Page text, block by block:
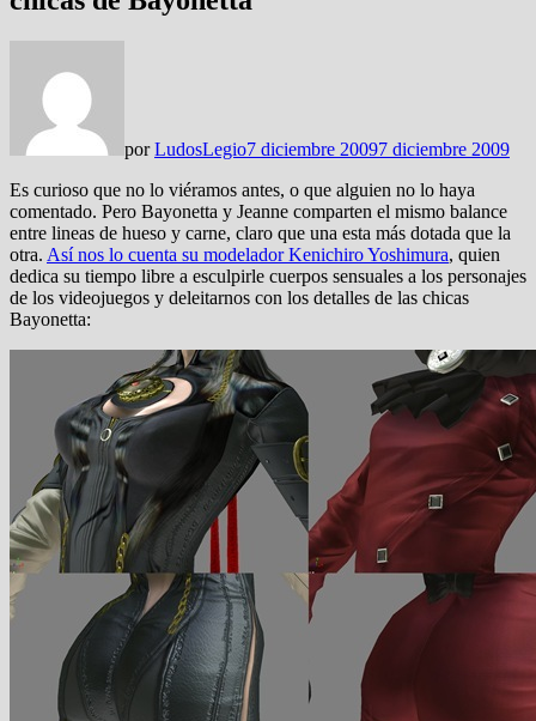
porLudosLegio7 diciembre 20097 diciembre 2009
Es curioso que no lo viéramos antes, o que alguien no lo haya
comentado. Pero Bayonetta y Jeanne comparten el mismo balance
entre lineas de hueso y carne, claro que una esta más dotada que la
otra. Así nos lo cuenta su modelador Kenichiro Yoshimura, quien
dedica su tiempo libre a esculpirle cuerpos sensuales a los personajes
de los videojuegos y deleitarnos con los detalles de las chicas
Bayonetta: